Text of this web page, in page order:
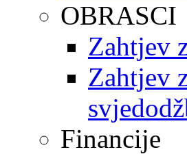
OBRASCI
Zahtjev
Zahtjev
Financije